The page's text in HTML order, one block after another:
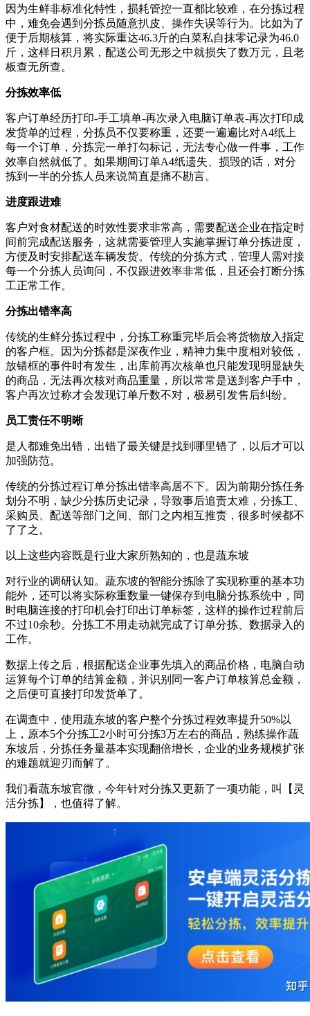
因为生鲜非标准化特性，损耗管控一直都比较难，在分拣过程
中，难免会遇到分拣员随意扒皮、操作失误等行为。比如为了
便于后期核算，将实际重达46.3斤的白菜私自抹零记录为46.0
斤，这样日积月累，配送公司无形之中就损失了数万元，且老
板查无所查。
分拣效率低
客户订单经历打印-手工填单-再次录入电脑订单表-再次打印成
发货单的过程，分拣员不仅要称重，还要一遍遍比对A4纸上
每一个订单，分拣完一单打勾标记，无法专心做一件事，工作
效率自然就低了。如果期间订单A4纸遗失、损毁的话，对分
拣到一半的分拣人员来说简直是痛不勘言。
进度跟进难
客户对食材配送的时效性要求非常高，需要配送企业在指定时
间前完成配送服务，这就需要管理人实施掌握订单分拣进度，
方便及时安排配送车辆发货。传统的分拣方式，管理人需对接
每一个分拣人员询问，不仅跟进效率非常低，且还会打断分拣
工正常工作。
分拣出错率高
传统的生鲜分拣过程中，分拣工称重完毕后会将货物放入指定
的客户框。因为分拣都是深夜作业，精神力集中度相对较低，
放错框的事件时有发生，出库前再次核单也只能发现明显缺失
的商品，无法再次核对商品重量，所以常常是送到客户手中，
客户再次过称才会发现订单斤数不对，极易引发售后纠纷。
员工责任不明晰
是人都难免出错，出错了最关键是找到哪里错了，以后才可以
加强防范。
传统的分拣过程订单分拣出错率高居不下。因为前期分拣任务
划分不明，缺少分拣历史记录，导致事后追责太难，分拣工、
采购员、配送等部门之间、部门之内相互推责，很多时候都不
了了之。
以上这些内容既是行业大家所熟知的，也是蔬东坡
对行业的调研认知。蔬东坡的智能分拣除了实现称重的基本功
能外，还可以将实际称重数量一键保存到电脑分拣系统中，同
时电脑连接的打印机会打印出订单标签，这样的操作过程前后
不过10余秒。分拣工不用走动就完成了订单分拣、数据录入的
工作。
数据上传之后，根据配送企业事先填入的商品价格，电脑自动
运算每个订单的结算金额，并识别同一客户订单核算总金额，
之后便可直接打印发货单了。
在调查中，使用蔬东坡的客户整个分拣过程效率提升50%以
上，原本5个分拣工2小时可分拣3万左右的商品，熟练操作蔬
东坡后，分拣任务量基本实现翻倍增长，企业的业务规模扩张
的难题就迎刃而解了。
我们看蔬东坡官微，今年针对分拣又更新了一项功能，叫【灵
活分拣】，也值得了解。